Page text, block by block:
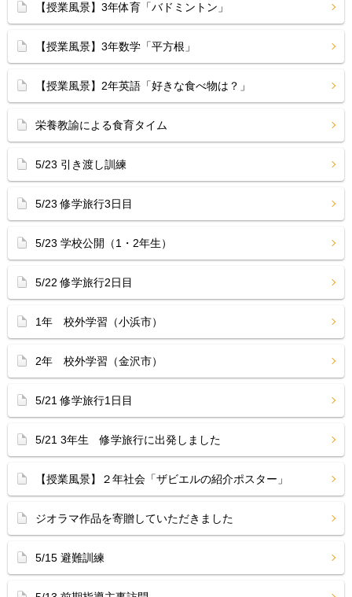
【授業風景】3年体育「バドミントン」
【授業風景】3年数学「平方根」
【授業風景】2年英語「好きな食べ物は？」
栄養教諭による食育タイム
5/23 引き渡し訓練
5/23 修学旅行3日目
5/23 学校公開（1・2年生）
5/22 修学旅行2日目
1年 校外学習（小浜市）
2年 校外学習（金沢市）
5/21 修学旅行1日目
5/21 3年生 修学旅行に出発しました
【授業風景】２年社会「ザビエルの紹介ポスター」
ジオラマ作品を寄贈していただきました
5/15 避難訓練